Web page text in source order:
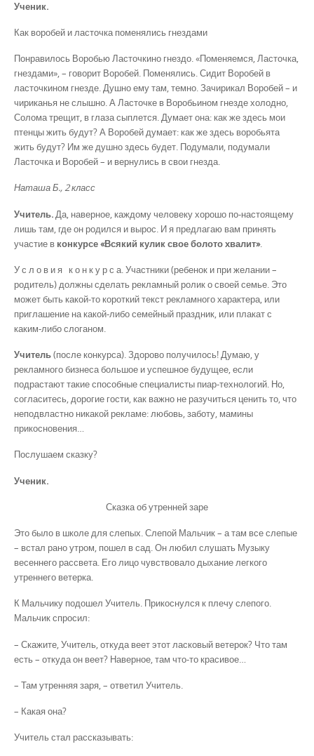
Ученик.
Как воробей и ласточка поменялись гнездами
Понравилось Воробью Ласточкино гнездо. «Поменяемся, Ласточка,
гнездами», – говорит Воробей. Поменялись. Сидит Воробей в
ласточкином гнезде. Душно ему там, темно. Зачирикал Воробей – и
чириканья не слышно. А Ласточке в Воробьином гнезде холодно,
Солома трещит, в глаза сыплется. Думает она: как же здесь мои
птенцы жить будут? А Воробей думает: как же здесь воробьята
жить будут? Им же душно здесь будет. Подумали, подумали
Ласточка и Воробей – и вернулись в свои гнезда.
Наташа Б., 2 класс
Учитель. Да, наверное, каждому человеку хорошо по-настоящему
лишь там, где он родился и вырос. И я предлагаю вам принять
участие в конкурсе «Всякий кулик свое болото хвалит».
У с л о в и я к о н к у р с а. Участники (ребенок и при желании –
родитель) должны сделать рекламный ролик о своей семье. Это
может быть какой-то короткий текст рекламного характера, или
приглашение на какой-либо семейный праздник, или плакат с
каким-либо слоганом.
Учитель(после конкурса). Здорово получилось! Думаю, у
рекламного бизнеса большое и успешное будущее, если
подрастают такие способные специалисты пиар-технологий. Но,
согласитесь, дорогие гости, как важно не разучиться ценить то, что
неподвластно никакой рекламе: любовь, заботу, мамины
прикосновения…
Послушаем сказку?
Ученик.
Сказка об утренней заре
Это было в школе для слепых. Слепой Мальчик – а там все слепые
– встал рано утром, пошел в сад. Он любил слушать Музыку
весеннего рассвета. Его лицо чувствовало дыхание легкого
утреннего ветерка.
К Мальчику подошел Учитель. Прикоснулся к плечу слепого.
Мальчик спросил:
– Скажите, Учитель, откуда веет этот ласковый ветерок? Что там
есть – откуда он веет? Наверное, там что-то красивое…
– Там утренняя заря, – ответил Учитель.
– Какая она?
Учитель стал рассказывать: